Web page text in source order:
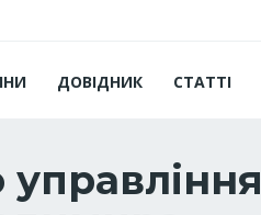
ДОВІДНИК СТАТТІ